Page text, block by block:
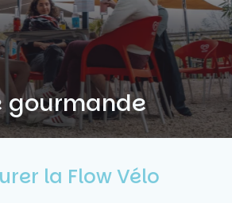
gourmande
la Flow Vélo